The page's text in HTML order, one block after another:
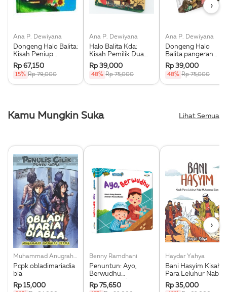
Ana P. Dewiyana
Dongeng Halo Balita:
Kisah Peniup
Seruling
(Boardbook)
Rp 67,150
15% Rp 79,000
Ana P. Dewiyana
Halo Balita Kda:
Kisah Pemilik Dua
Kebun Anggur
(Boardbook)
Rp 39,000
48% Rp 75,000
Ana P. Dewiyana
Dongeng Halo
Balita.pangeran
Negeri Bunga
(Boardbook)
Rp 39,000
48% Rp 75,000
›
Kamu Mungkin Suka Lihat Semua
Muhammad Anugrah Utama
Pcpk.obladimariadia
bla
Rp 15,000
Benny Ramdhani
Penuntun: Ayo,
Berwudhu
(Boardbook)
Rp 75,650
Haydar Yahya
Bani Hasyim Kisah
Para Leluhur Nabi
Muhammad Saw.
Rp 35,000
›